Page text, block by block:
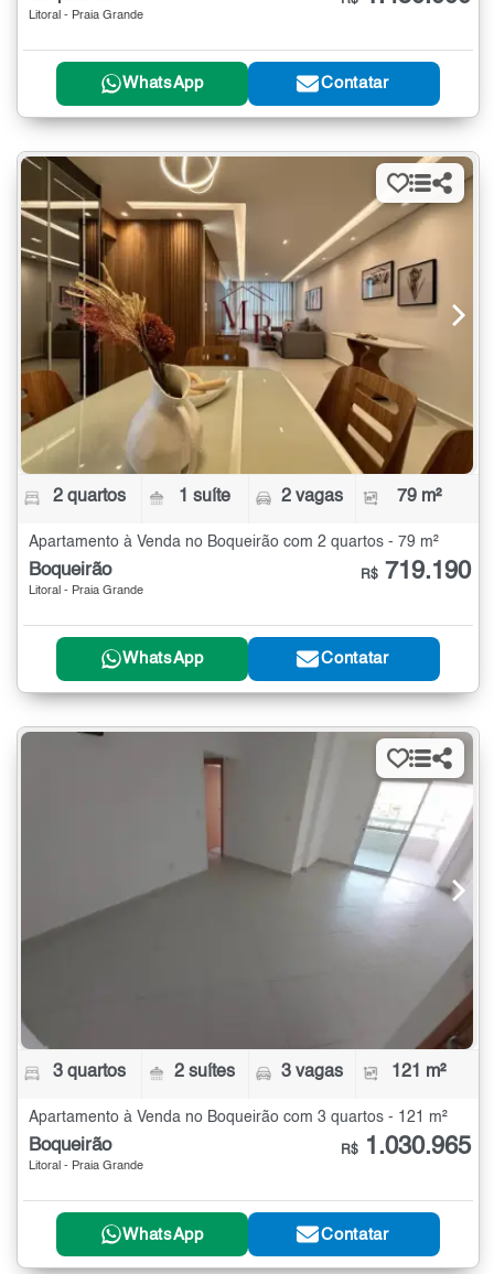
Litoral - Praia Grande
WhatsApp Contatar
2 quartos 1 suíte 2 vagas 79 m²
Apartamento à Venda no Boqueirão com 2 quartos - 79 m²
Boqueirão
Litoral - Praia Grande
R$ 719.190
WhatsApp Contatar
3 quartos 2 suítes 3 vagas 121 m²
Apartamento à Venda no Boqueirão com 3 quartos - 121 m²
Boqueirão
Litoral - Praia Grande
R$ 1.030.965
WhatsApp Contatar